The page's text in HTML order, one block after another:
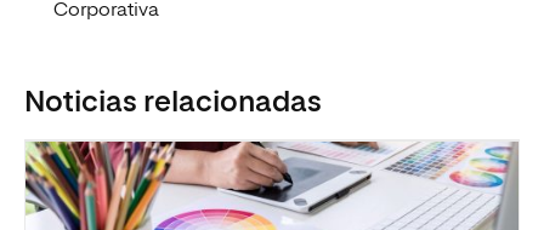
Corporativa
Noticias relacionadas